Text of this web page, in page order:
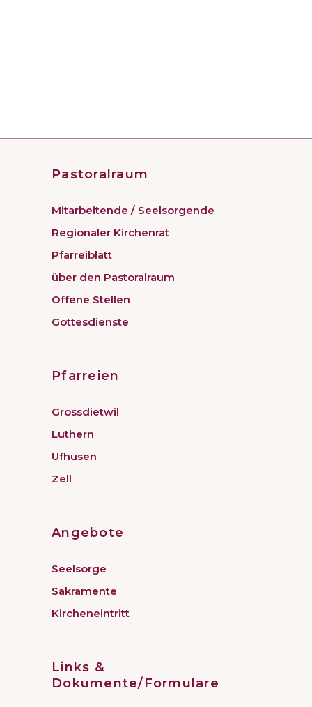
Pastoralraum
Mitarbeitende / Seelsorgende
Regionaler Kirchenrat
Pfarreiblatt
über den Pastoralraum
Offene Stellen
Gottesdienste
Pfarreien
Grossdietwil
Luthern
Ufhusen
Zell
Angebote
Seelsorge
Sakramente
Kircheneintritt
Links &
Dokumente/Formulare